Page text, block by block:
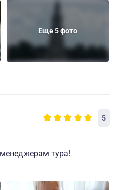
Еще 5 фото
5
тура!